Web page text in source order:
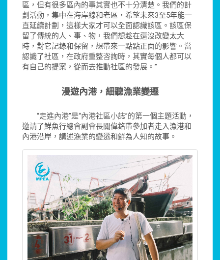
區，但有很多區內的事其實也不十分清楚。我們的計
劃活動，集中在海岸線和老區，希望未來3至5年能一
直延續計劃，這樣大家才可以全面認識該區。該區保
留了傳統的人、事、物，我們想趁在還沒改變太大
時，對它記錄和保留，想帶來一點點正面的影響。當
認識了社區，在政府重整咨詢時，其實每個人都可以
有自己的提案，從而去推動社區的發展。”
漫遊內港，細聽漁業變遷
“走進內港”是“內港社區小誌”的第一個主題活動，
邀請了鮮魚行總會副會長關偉銘帶參加者走入漁港和
內港沿岸，講述漁業的變遷和鮮為人知的故事。